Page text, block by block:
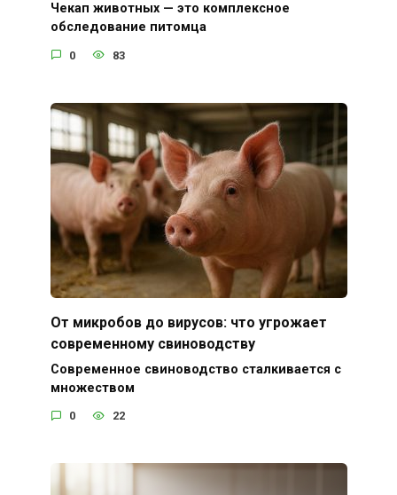
Чекап животных — это комплексное
обследование питомца
0 83
От микробов до вирусов: что угрожает
современному свиноводству
Современное свиноводство сталкивается с
множеством
0 22